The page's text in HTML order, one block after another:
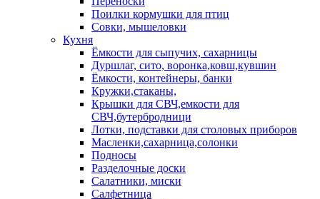
Поилки кормушки для птиц
Совки, мышеловки
Кухня
Ёмкости для сыпучих, сахарницы
Дуршлаг, сито, воронка,ковш,кувшин
Ёмкости, контейнеры, банки
Кружки,стаканы,
Крышки для СВЧ,емкости для
СВЧ,бутербродници
Лотки, подставки для столовых приборов
Масленки,сахарница,солонки
Подносы
Разделочные доски
Салатники, миски
Салфетница